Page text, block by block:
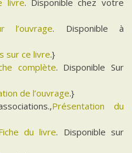
livre. Disponible chez votre
l’ouvrage. Disponible à
sur ce livre.}
complète. Disponible Sur
de l’ouvrage.}
Présentation du
du livre. Disponible sur